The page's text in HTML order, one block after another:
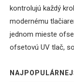
kontrolujú každý
modernému
jednom mieste
ofsetovú UV tlač,